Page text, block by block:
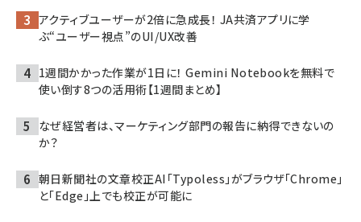
アクティブユーザーが2倍に急成長！ JA共済アプリに学
ぶ“ユーザー視点”のUI/UX改善
1週間かかった作業が1日に！ Gemini Notebookを無料で
使い倒す8つの活用術【1週間まとめ】
なぜ経営者は、マーケティング部門の報告に納得できないの
か？
朝日新聞社の文章校正AI「Typoless」がブラウザ「Chrome」
と「Edge」上でも校正が可能に